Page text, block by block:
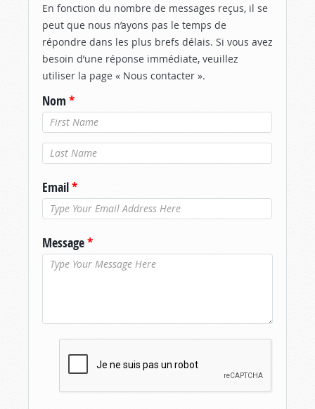
En fonction du nombre de messages reçus, il se
peut que nous n’ayons pas le temps de
répondre dans les plus brefs délais. Si vous avez
besoin d’une réponse immédiate, veuillez
utiliser la page « Nous contacter ».
Nom *
Nom de
famille*
Email*
Message*